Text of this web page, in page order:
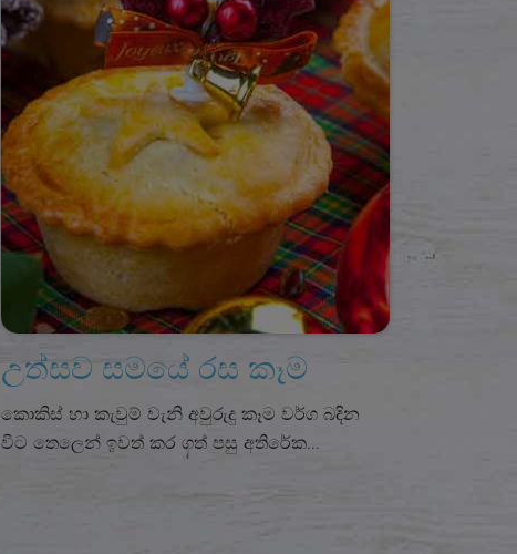
උත්සව සමයේ රස කෑම
කොකිස් හා කැවුම් වැනි අවුරුදු කෑම වර්ග බදින
විට තෙලෙන් ඉවත් කර ගත් පසු අතිරේක...